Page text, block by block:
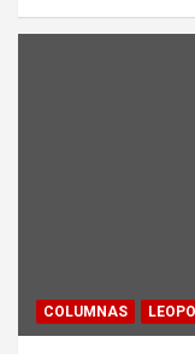
COLUMNAS